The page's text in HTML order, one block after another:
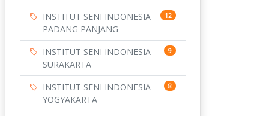
INSTITUT SENI INDONESIA
PADANG PANJANG
12
INSTITUT SENI INDONESIA
SURAKARTA
9
INSTITUT SENI INDONESIA
YOGYAKARTA
8